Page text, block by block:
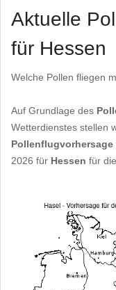
Aktuelle
für Hessen
Welche Pollen fliegen
Auf Grundlage des
Wetterdienstes stellen
Pollenflugvorhersage
2026 für Hessen für